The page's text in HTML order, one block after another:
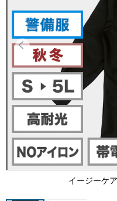
イージーケ